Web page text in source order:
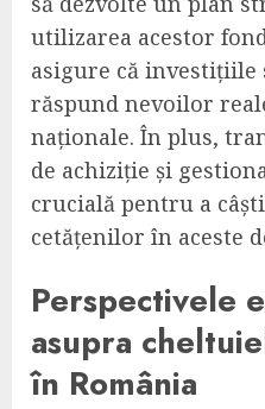
utilizarea acestor
asigure că investițiile
răspund nevoilor
naționale. În plus,
de achiziție și
crucială pentru a
cetățenilor în aceste
Perspectivele
asupra
în România